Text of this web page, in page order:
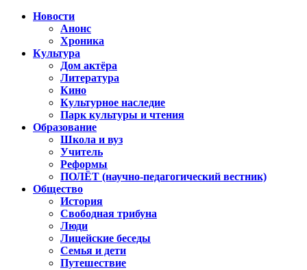
Новости
Анонс
Хроника
Культура
Дом актёра
Литература
Кино
Культурное наследие
Парк культуры и чтения
Образование
Школа и вуз
Учитель
Реформы
ПОЛЁТ (научно-педагогический вестник)
Общество
История
Свободная трибуна
Люди
Лицейские беседы
Семья и дети
Путешествие